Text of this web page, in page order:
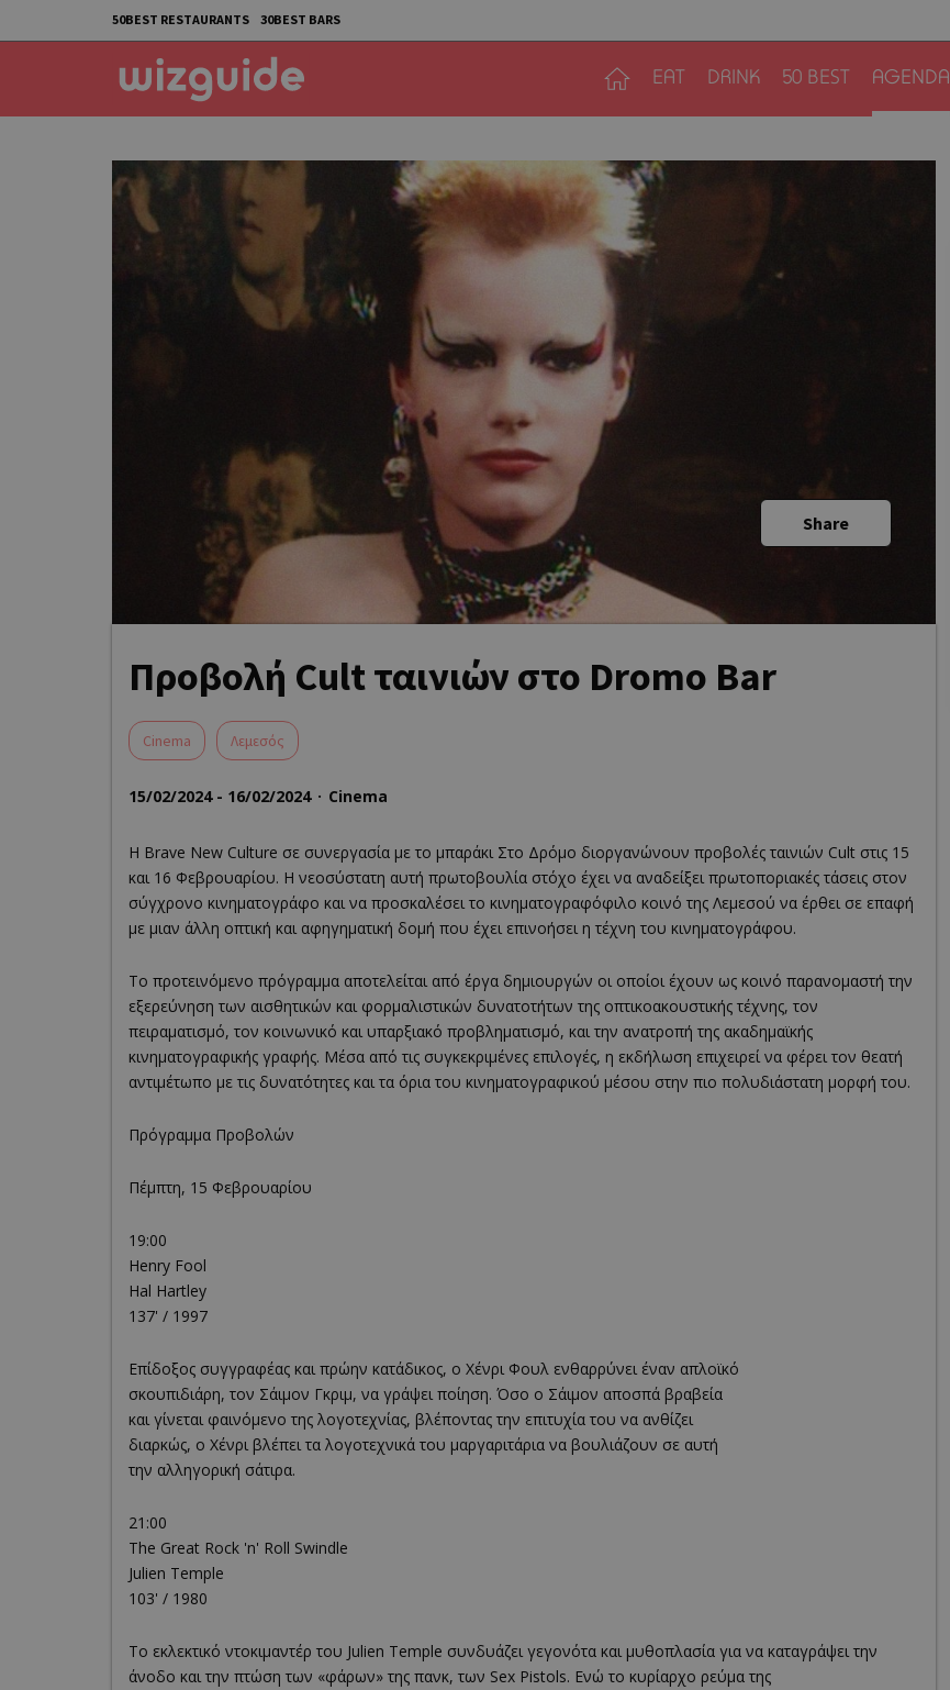
50BEST RESTAURANTS 30BEST BARS
EAT DRINK 50 BEST AGENDA
Share
Προβολή Cult ταινιών στο Dromo Bar
Cinema Λεμεσός
15/02/2024 - 16/02/2024 Cinema
Η Brave New Culture σε συνεργασία με το μπαράκι Στο Δρόμο διοργανώνουν προβολές ταινιών Cult στις 15
και 16 Φεβρουαρίου. Η νεοσύστατη αυτή πρωτοβουλία στόχο έχει να αναδείξει πρωτοποριακές τάσεις στον
σύγχρονο κινηματογράφο και να προσκαλέσει το κινηματογραφόφιλο κοινό της Λεμεσού να έρθει σε επαφή
με μιαν άλλη οπτική και αφηγηματική δομή που έχει επινοήσει η τέχνη του κινηματογράφου.
Το προτεινόμενο πρόγραμμα αποτελείται από έργα δημιουργών οι οποίοι έχουν ως κοινό παρανομαστή την
εξερεύνηση των αισθητικών και φορμαλιστικών δυνατοτήτων της οπτικοακουστικής τέχνης, τον
πειραματισμό, τον κοινωνικό και υπαρξιακό προβληματισμό, και την ανατροπή της ακαδημαϊκής
κινηματογραφικής γραφής. Μέσα από τις συγκεκριμένες επιλογές, η εκδήλωση επιχειρεί να φέρει τον θεατή
αντιμέτωπο με τις δυνατότητες και τα όρια του κινηματογραφικού μέσου στην πιο πολυδιάστατη μορφή του.
Πρόγραμμα Προβολών
Πέμπτη, 15 Φεβρουαρίου
19:00
Henry Fool
Hal Hartley
137' / 1997
Επίδοξος συγγραφέας και πρώην κατάδικος, ο Χένρι Φουλ ενθαρρύνει έναν απλοϊκό
σκουπιδιάρη, τον Σάιμον Γκριμ, να γράψει ποίηση. Όσο ο Σάιμον αποσπά βραβεία
και γίνεται φαινόμενο της λογοτεχνίας, βλέποντας την επιτυχία του να ανθίζει
διαρκώς, ο Χένρι βλέπει τα λογοτεχνικά του μαργαριτάρια να βουλιάζουν σε αυτή
την αλληγορική σάτιρα.
21:00
The Great Rock 'n' Roll Swindle
Julien Temple
103' / 1980
Το εκλεκτικό ντοκιμαντέρ του Julien Temple συνδυάζει γεγονότα και μυθοπλασία για να καταγράψει την
άνοδο και την πτώση των «φάρων» της πανκ, των Sex Pistols. Ενώ το κυρίαρχο ρεύμα της